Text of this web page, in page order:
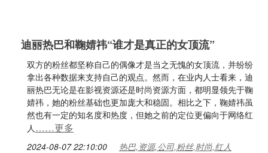
迪丽热巴和鞠婧祎“谁才是真正的女顶流”
双方的粉丝都坚称自己的偶像才是当之无愧的女顶流，并纷纷
拿出各种数据来支持自己的观点。然而，在业内人士看来，迪
丽热巴无论是在影视资源还是时尚资源方面，都明显领先于鞠
婧祎，她的粉丝基础也更加庞大和稳固。相比之下，鞠婧祎虽
然也有一定的知名度和热度，但她之前的定位更偏向于网络红
人……更多
2024-08-07 22:10:00 热巴,资源,公司,粉丝,时尚,红人